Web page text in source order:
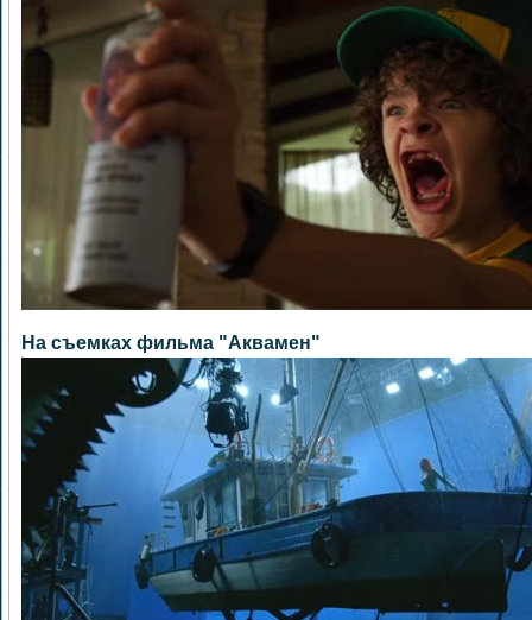
На съемках фильма "Аквамен"